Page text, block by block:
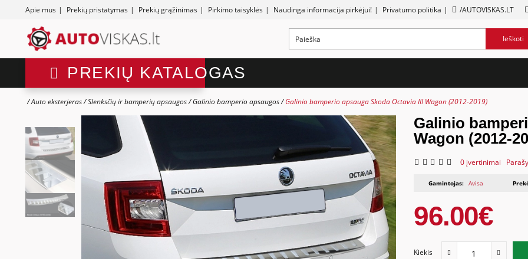
Apie mus | Prekių pristatymas | Prekių grąžinimas | Pirkimo taisyklės | Naudinga informacija pirkėjui! | Privatumo politika | /AUTOVISKAS.LT
Ieškoti
PREKIŲ KATALOGAS
Auto eksterjeras Slenksčių ir bamperių apsaugos Galinio bamperio apsaugos Galinio bamperio apsauga Skoda Octavia III Wagon (2012-2019)
Galinio
Wagon (2012-
0 įvertinimai
Gamintojas: Avisa
96.00€
Kiekis